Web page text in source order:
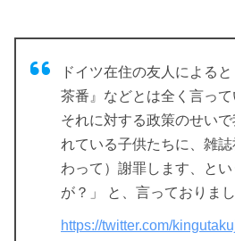
ドイツ在住の友人による
茶番』などとは全く言っ
それに対する政策のせい
れている子供たちに、雑
わって）謝罪します、と
が？」 と、言っておりま
https://twitter.com/